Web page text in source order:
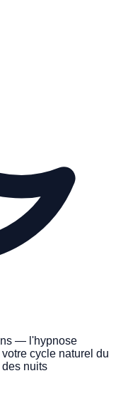
— l'hypnose
cycle naturel du
nuits